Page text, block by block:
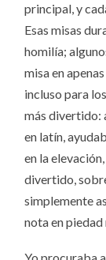
principal, y
Esas misas
homilía;
misa en
incluso para
más divertido:
en latín,
en la
divertido,
simplemente
nota en